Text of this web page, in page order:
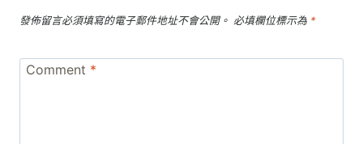
發佈留言必須填寫的電子郵件地址不會公開。 必填欄位標示為 *
Comment *